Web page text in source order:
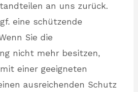
an uns zurück.
eine schützende
Sie die
nicht mehr besitzen,
einer geeigneten
ausreichenden Schutz